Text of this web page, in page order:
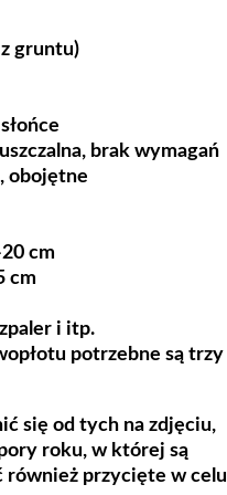
gruntu)
brak wymagań
obojętne
cm
cm
i itp.
potrzebne są trzy
się od tych na zdjęciu,
roku, w której są
również przycięte w celu